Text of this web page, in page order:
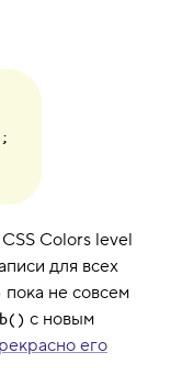
Colors level
для всех
пока не совсем
c новым
его